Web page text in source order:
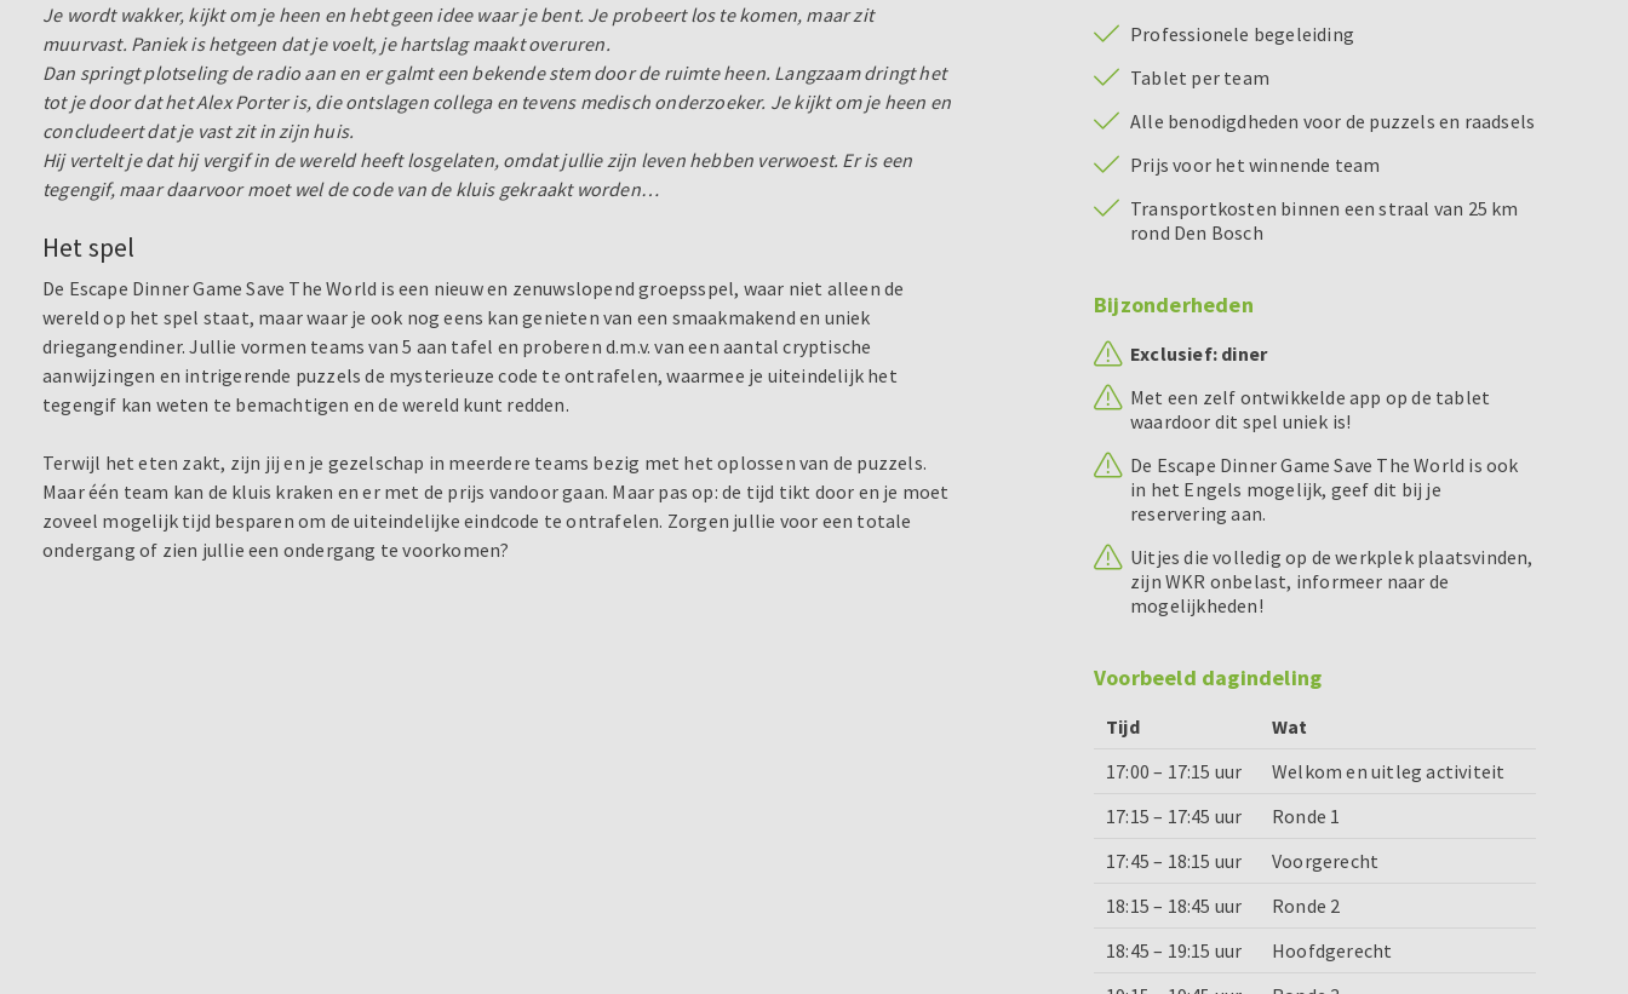
Je wordt wakker, kijkt om je heen en hebt geen idee waar je bent. Je probeert los te komen, maar zit
muurvast. Paniek is hetgeen dat je voelt, je hartslag maakt overuren.
Dan springt plotseling de radio aan en er galmt een bekende stem door de ruimte heen. Langzaam dringt het
tot je door dat het Alex Porter is, die ontslagen collega en tevens medisch onderzoeker. Je kijkt om je heen en
concludeert dat je vast zit in zijn huis.
Hij vertelt je dat hij vergif in de wereld heeft losgelaten, omdat jullie zijn leven hebben verwoest. Er is een
tegengif, maar daarvoor moet wel de code van de kluis gekraakt worden…
Het spel
De Escape Dinner Game Save The World is een nieuw en zenuwslopend groepsspel, waar niet alleen de
wereld op het spel staat, maar waar je ook nog eens kan genieten van een smaakmakend en uniek
driegangendiner. Jullie vormen teams van 5 aan tafel en proberen d.m.v. van een aantal cryptische
aanwijzingen en intrigerende puzzels de mysterieuze code te ontrafelen, waarmee je uiteindelijk het
tegengif kan weten te bemachtigen en de wereld kunt redden.
Terwijl het eten zakt, zijn jij en je gezelschap in meerdere teams bezig met het oplossen van de puzzels.
Maar één team kan de kluis kraken en er met de prijs vandoor gaan. Maar pas op: de tijd tikt door en je moet
zoveel mogelijk tijd besparen om de uiteindelijke eindcode te ontrafelen. Zorgen jullie voor een totale
ondergang of zien jullie een ondergang te voorkomen?
Professionele begeleiding
Tablet per team
Alle benodigdheden voor de puzzels en raadsels
Prijs voor het winnende team
Transportkosten binnen een straal van 25 km
rond Den Bosch
Bijzonderheden
Exclusief: diner
Met een zelf ontwikkelde app op de tablet
waardoor dit spel uniek is!
De Escape Dinner Game Save The World is ook
in het Engels mogelijk, geef dit bij je
reservering aan.
Uitjes die volledig op de werkplek plaatsvinden,
zijn WKR onbelast, informeer naar de
mogelijkheden!
Voorbeeld dagindeling
Tijd
Wat
17:00 – 17:15 uur
Welkom en uitleg activiteit
17:15 – 17:45 uur
Ronde 1
17:45 – 18:15 uur
Voorgerecht
18:15 – 18:45 uur
Ronde 2
18:45 – 19:15 uur
Hoofdgerecht